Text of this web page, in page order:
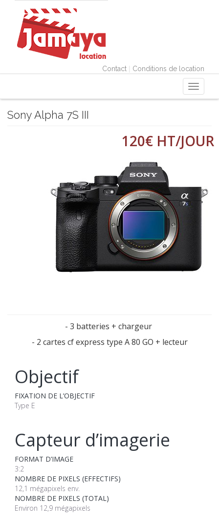
Contact | Conditions de location
Toggle
Sony Alpha 7S III
120€ HT/JOUR
- 3 batteries + chargeur
- 2 cartes cf express type A 80 GO + lecteur
Objectif
FIXATION DE L’OBJECTIF
Type E
Capteur d’imagerie
FORMAT D’IMAGE
3:2
NOMBRE DE PIXELS (EFFECTIFS)
12,1 mégapixels env.
NOMBRE DE PIXELS (TOTAL)
Environ 12,9 mégapixels